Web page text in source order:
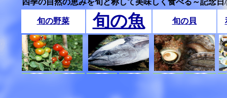
四季の自然の恵みを旬と称して美味しく食べる～記念
旬の野菜 旬の魚 旬の貝